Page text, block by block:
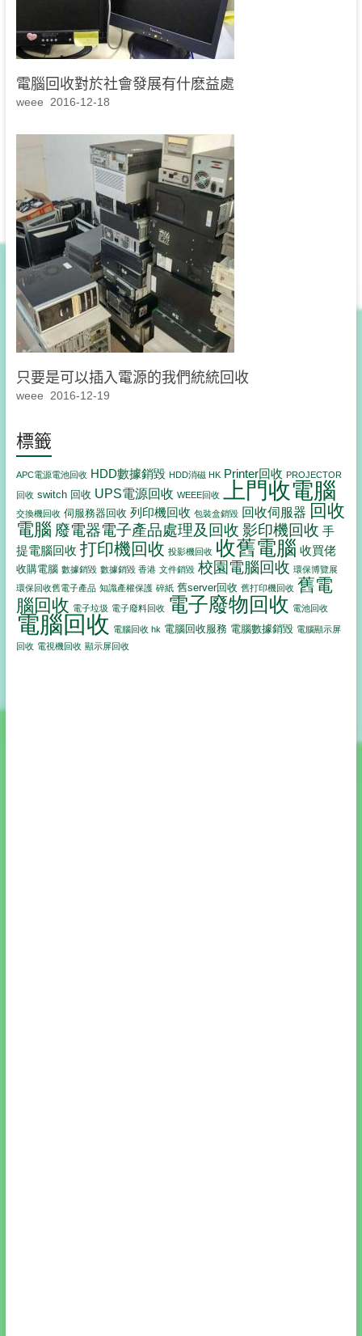
電腦回收對於社會發展有什麽益處
weee 2016-12-18
只要是可以插入電源的我們統統回收
weee 2016-12-19
標籤
APC電源電池回收 HDD數據銷毀 HDD消磁 HK Printer回收 PROJECTOR
回收 switch 回收 UPS電源回收 WEEE回收 上門收電腦
交換機回收 伺服務器回收 列印機回收 包裝盒銷毀 回收伺服器 回收
電腦 廢電器電子產品處理及回收 影印機回收 手
提電腦回收 打印機回收 投影機回收 收舊電腦 收買佬
收購電腦 數據銷毀 數據銷毀 香港 文件銷毀 校園電腦回收 環保博覽展
環保回收舊電子產品 知識產權保護 碎紙 舊server回收 舊打印機回收 舊電
腦回收 電子垃圾 電子廢料回收 電子廢物回收 電池回收
電腦回收 電腦回收 hk 電腦回收服務 電腦數據銷毀 電腦顯示屏
回收 電視機回收 顯示屏回收